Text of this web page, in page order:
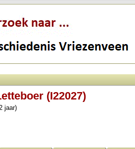
(I22027)
jaar)